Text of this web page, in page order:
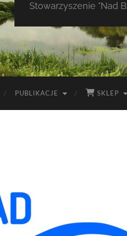
Stowarzyszenie "Nad
PUBLIKACJE SKLEP